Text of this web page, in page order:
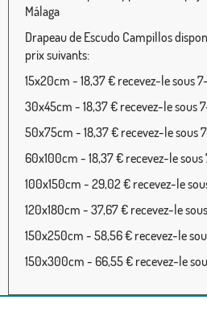
Málaga
Drapeau de Escudo Campillos
prix suivants:
15x20cm - 18,37 € recevez-le sous
30x45cm - 18,37 € recevez-le sous
50x75cm - 18,37 € recevez-le sous
60x100cm - 18,37 € recevez-le sous
100x150cm - 29,02 € recevez-le
120x180cm - 37,67 € recevez-le
150x250cm - 58,56 € recevez-le
150x300cm - 66,55 € recevez-le